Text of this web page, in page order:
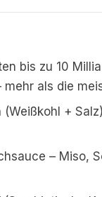
bis zu 10
als die
+
– Miso,